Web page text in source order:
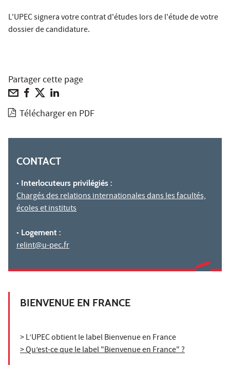
L'UPEC signera votre contrat d'études lors de l'étude de votre
dossier de candidature.
Partager cette page
Télécharger en PDF
CONTACT
• Interlocuteurs privilégiés :
Chargés des relations internationales dans les facultés,
écoles et instituts
• Logement :
relint@u-pec.fr
BIENVENUE EN FRANCE
> L’UPEC obtient le label Bienvenue en France
> Qu’est-ce que le label "Bienvenue en France" ?